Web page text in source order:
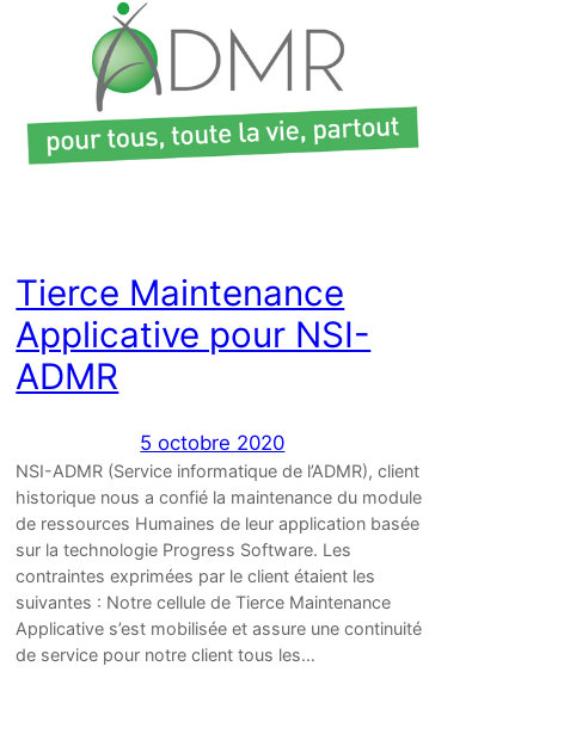
Tierce Maintenance
Applicative pour NSI-
ADMR
5 octobre 2020
NSI-ADMR (Service informatique de l’ADMR), client
historique nous a confié la maintenance du module
de ressources Humaines de leur application basée
sur la technologie Progress Software. Les
contraintes exprimées par le client étaient les
suivantes : Notre cellule de Tierce Maintenance
Applicative s’est mobilisée et assure une continuité
de service pour notre client tous les…